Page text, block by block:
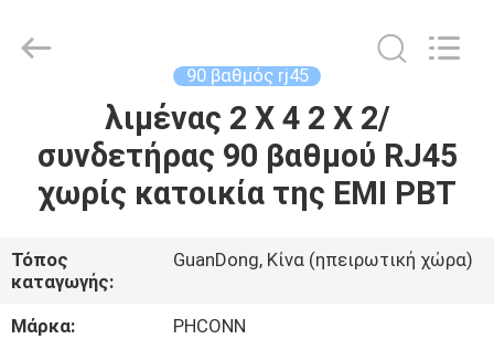
ΠΡΟΪΌΝΤΑ
ΠΕΡΊΠΟΥ
ΕΜΕΊΣ
Electronics
90 βαθμός rj45
λιμένας 2 X 4 2 X 2/
συνδετήρας 90 βαθμού RJ45
χωρίς κατοικία της EMI PBT
Τόπος
καταγωγής:
GuanDong, Κίνα (ηπειρωτική χώρα)
Μάρκα:
PHCONN